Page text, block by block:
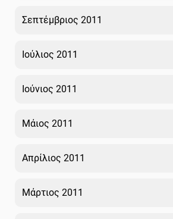
Σεπτέμβριος 2011
Ιούλιος 2011
Ιούνιος 2011
Μάιος 2011
Απρίλιος 2011
Μάρτιος 2011